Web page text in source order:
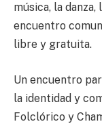
música, la
encuentro
libre y gratuita.
Un encuentro
la identidad y
Folclórico y